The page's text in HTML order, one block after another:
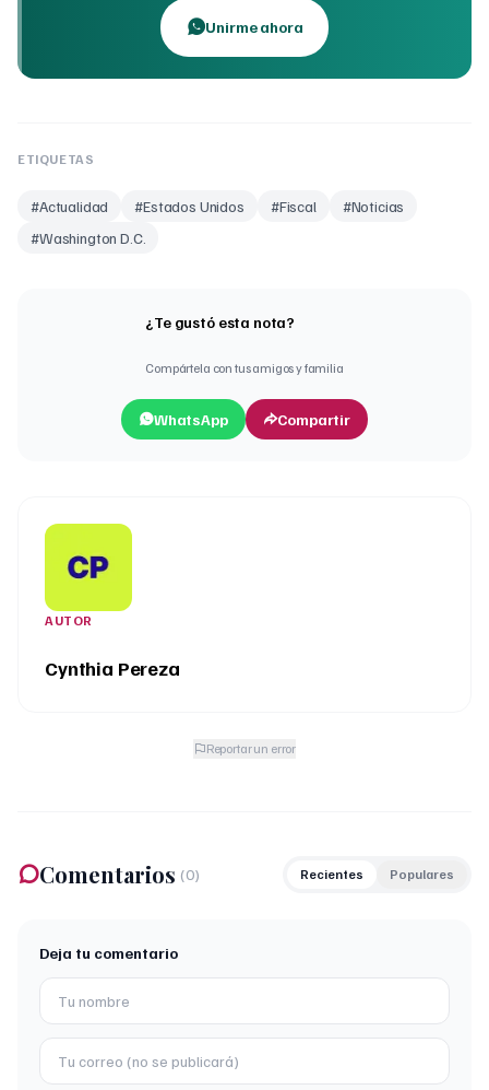
Unirme ahora
ETIQUETAS
#Actualidad #Estados Unidos #Fiscal #Noticias
#Washington D.C.
¿Te gustó esta nota?
Compártela con tus amigos y familia
WhatsApp Compartir
AUTOR
Cynthia Pereza
Reportar un error
Comentarios (0) Recientes Populares
Deja tu comentario